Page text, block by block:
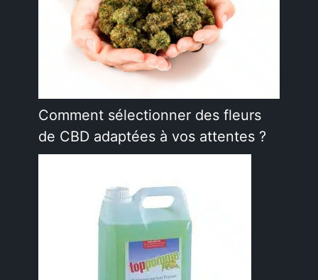
Comment sélectionner des fleurs
de CBD adaptées à vos attentes ?